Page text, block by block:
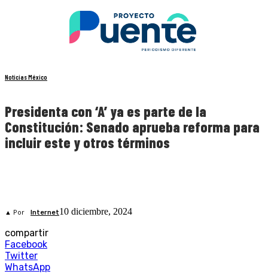
Noticias México
Presidenta con ‘A’ ya es parte de la
Constitución: Senado aprueba reforma para
incluir este y otros términos
▲ Por Internet10 diciembre, 2024
compartir
Facebook
Twitter
WhatsApp